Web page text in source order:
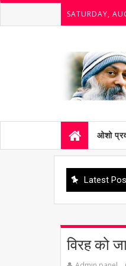
SATURDAY,
ओशो
Latest
विरह को